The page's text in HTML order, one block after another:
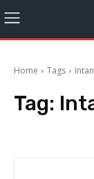
Home Tags Intan
Tag: